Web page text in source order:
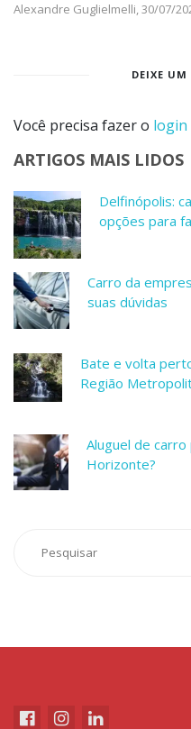
Alexandre Guglielmelli,30/07/
DEIXE
Você precisa fazer o login
ARTIGOS MAIS LIDOS
Delfinópolis:
opções para
Carro da
suas dúvidas
Bate e volta
Região
Aluguel de carro
Horizonte?